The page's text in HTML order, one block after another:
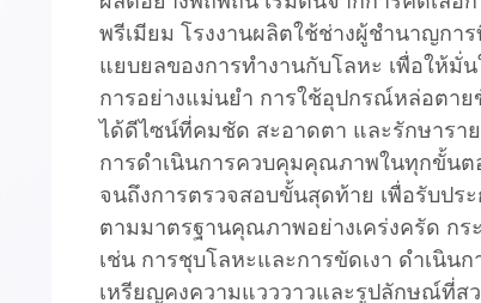
พรีเมียม โรงงานผลิตใช้ช่างผู้ชำนาญการ
แยบยลของการทำงานกับโลหะ เพื่อให้มั่
การอย่างแม่นยำ การใช้อุปกรณ์หล่อตา
ได้ดีไซน์ที่คมชัด สะอาดตา และรักษารา
การดำเนินการควบคุมคุณภาพในทุกขั้น
จนถึงการตรวจสอบขั้นสุดท้าย เพื่อรับปร
ตามมาตรฐานคุณภาพอย่างเคร่งครัด ก
เช่น การชุบโลหะและการขัดเงา ดำเนิ
เหรียญคงความแวววาวและรูปลักษณ์ที่ส